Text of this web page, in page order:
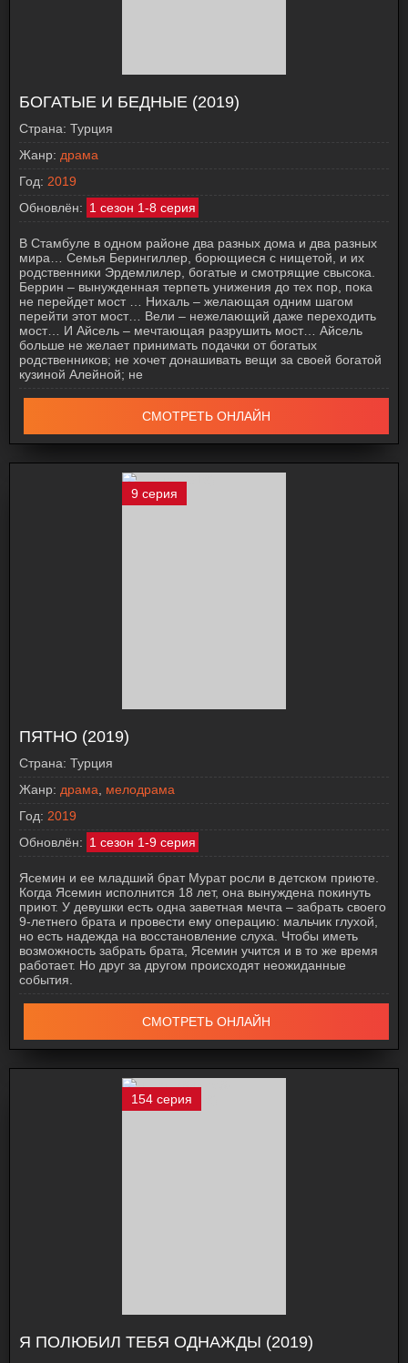
БОГАТЫЕ И БЕДНЫЕ (2019)
Страна: Турция
Жанр: драма
Год: 2019
Обновлён: 1 сезон 1-8 серия
В Стамбуле в одном районе два разных дома и два разных
мира… Семья Берингиллер, борющиеся с нищетой, и их
родственники Эрдемлилер, богатые и смотрящие свысока.
Беррин – вынужденная терпеть унижения до тех пор, пока
не перейдет мост … Нихаль – желающая одним шагом
перейти этот мост… Вели – нежелающий даже переходить
мост… И Айсель – мечтающая разрушить мост… Айсель
больше не желает принимать подачки от богатых
родственников; не хочет донашивать вещи за своей богатой
кузиной Алейной; не
СМОТРЕТЬ ОНЛАЙН
9 серия
ПЯТНО (2019)
Страна: Турция
Жанр: драма
мелодрама
Год: 2019
Обновлён: 1 сезон 1-9 серия
Ясемин и ее младший брат Мурат росли в детском приюте.
Когда Ясемин исполнится 18 лет, она вынуждена покинуть
приют. У девушки есть одна заветная мечта – забрать своего
9-летнего брата и провести ему операцию: мальчик глухой,
но есть надежда на восстановление слуха. Чтобы иметь
возможность забрать брата, Ясемин учится и в то же время
работает. Но друг за другом происходят неожиданные
события.
СМОТРЕТЬ ОНЛАЙН
154 серия
Я ПОЛЮБИЛ ТЕБЯ ОДНАЖДЫ (2019)